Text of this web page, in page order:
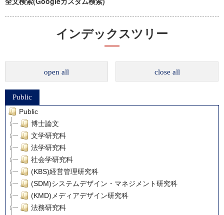
インデックスツリー
open all close all
Public
Public
博士論文
文学研究科
法学研究科
社会学研究科
(KBS)経営管理研究科
(SDM)システムデザイン・マネジメント研究科
(KMD)メディアデザイン研究科
法務研究科